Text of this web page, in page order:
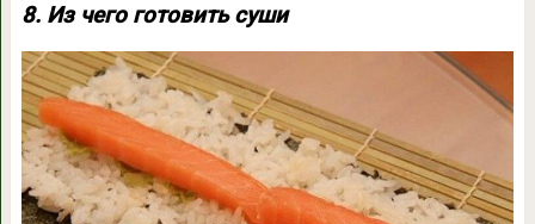
8. Из чего готовить суши